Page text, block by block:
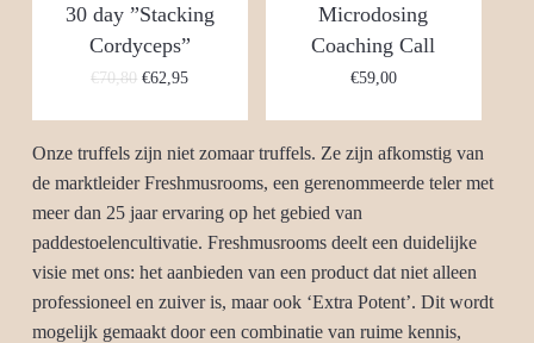
30 day ”Stacking
Cordyceps”
€70,80 Oorspronkelijke
was:
€62,95Huidige
is:
Microdosing
Coaching Call
€59,00
Onze truffels zijn niet zomaar truffels. Ze zijn afkomstig van
de marktleider Freshmusrooms, een gerenommeerde teler met
meer dan 25 jaar ervaring op het gebied van
paddestoelencultivatie. Freshmusrooms deelt een duidelijke
visie met ons: het aanbieden van een product dat niet alleen
professioneel en zuiver is, maar ook ‘Extra Potent’. Dit wordt
mogelijk gemaakt door een combinatie van ruime kennis,